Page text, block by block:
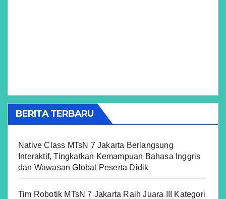
BERITA TERBARU
Native Class MTsN 7 Jakarta Berlangsung
Interaktif, Tingkatkan Kemampuan Bahasa Inggris
dan Wawasan Global Peserta Didik
Tim Robotik MTsN 7 Jakarta Raih Juara III Kategori